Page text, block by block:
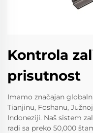
Kontrola
prisutnost
Imamo značajan
Tianjinu, Foshanu,
Indoneziji. Naš sistem
radi sa preko 50,000